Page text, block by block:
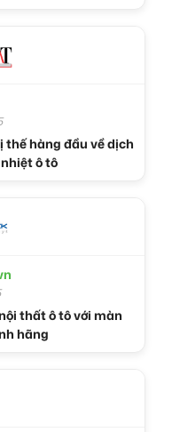
hàng đầu về dịch
ô tô
thất ô tô với màn
hãng